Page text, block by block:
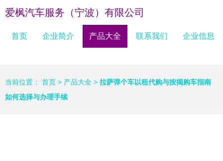
爱枫汽车服务（宁波）有限公司
首页 企业简介 产品大全 联系我们 企业信息
当前位置： 首页 > 产品大全 > 拉萨弹个车以租代购与按揭购车指南
如何选择与办理手续